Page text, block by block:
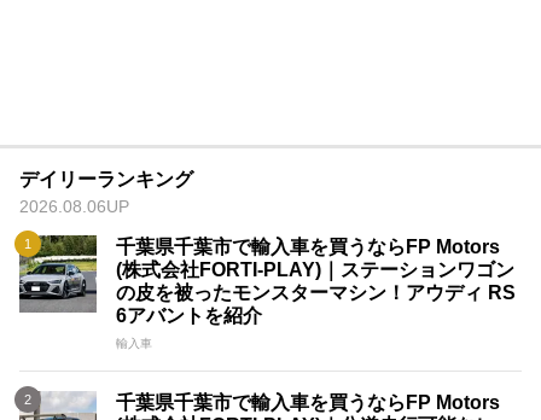
デイリーランキング
2026.08.06UP
千葉県千葉市で輸入車を買うならFP Motors
(株式会社FORTI-PLAY)｜ステーションワゴン
の皮を被ったモンスターマシン！アウディ RS
6アバントを紹介
輸入車
千葉県千葉市で輸入車を買うならFP Motors